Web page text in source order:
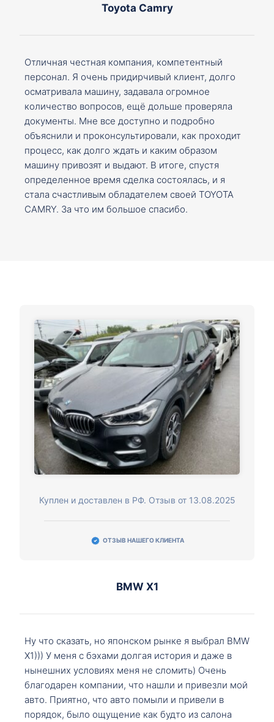
Toyota Camry
Отличная честная компания, компетентный
персонал. Я очень придирчивый клиент, долго
осматривала машину, задавала огромное
количество вопросов, ещё дольше проверяла
документы. Мне все доступно и подробно
объяснили и проконсультировали, как проходит
процесс, как долго ждать и каким образом
машину привозят и выдают. В итоге, спустя
определенное время сделка состоялась, и я
стала счастливым обладателем своей TOYOTA
CAMRY. За что им большое спасибо.
Куплен и доставлен в РФ. Отзыв от 13.08.2025
ОТЗЫВ НАШЕГО КЛИЕНТА
BMW X1
Ну что сказать, но японском рынке я выбрал BMW
X1))) У меня с бэхами долгая история и даже в
нынешних условиях меня не сломить) Очень
благодарен компании, что нашли и привезли мой
авто. Приятно, что авто помыли и привели в
порядок, было ощущение как будто из салона